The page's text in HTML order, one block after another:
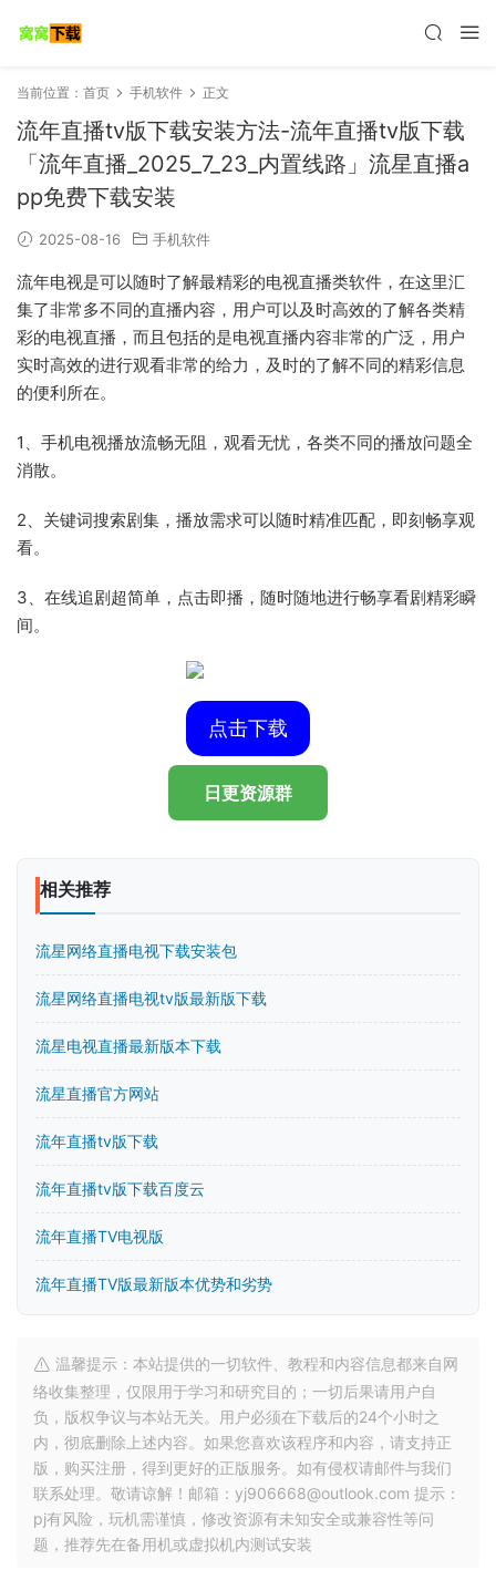
当前位置： 首页 手机软件 正文
流年直播tv版下载安装方法-流年直播tv版下载
「流年直播_2025_7_23_内置线路」流星直播a
pp免费下载安装
2025-08-16 手机软件
流年电视是可以随时了解最精彩的电视直播类软件，在这里汇
集了非常多不同的直播内容，用户可以及时高效的了解各类精
彩的电视直播，而且包括的是电视直播内容非常的广泛，用户
实时高效的进行观看非常的给力，及时的了解不同的精彩信息
的便利所在。
1、手机电视播放流畅无阻，观看无忧，各类不同的播放问题全
消散。
2、关键词搜索剧集，播放需求可以随时精准匹配，即刻畅享观
看。
3、在线追剧超简单，点击即播，随时随地进行畅享看剧精彩瞬
间。
点击下载
日更资源群
相关推荐
流星网络直播电视下载安装包
流星网络直播电视tv版最新版下载
流星电视直播最新版本下载
流星直播官方网站
流年直播tv版下载
流年直播tv版下载百度云
流年直播TV电视版
流年直播TV版最新版本优势和劣势
温馨提示：本站提供的一切软件、教程和内容信息都来自网
络收集整理，仅限用于学习和研究目的；一切后果请用户自
负，版权争议与本站无关。用户必须在下载后的24个小时之
内，彻底删除上述内容。如果您喜欢该程序和内容，请支持正
版，购买注册，得到更好的正版服务。如有侵权请邮件与我们
联系处理。敬请谅解！邮箱：yj906668@outlook.com 提示：
pj有风险，玩机需谨慎，修改资源有未知安全或兼容性等问
题，推荐先在备用机或虚拟机内测试安装